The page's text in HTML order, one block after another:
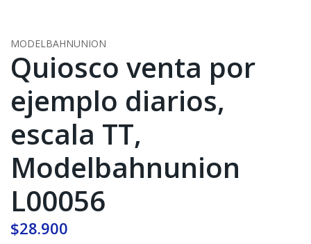
MODELBAHNUNION
Quiosco venta por
ejemplo diarios,
escala TT,
Modelbahnunion
L00056
$28.900